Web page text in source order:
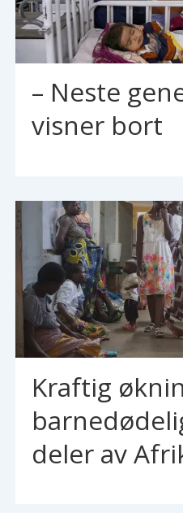
– Neste
visner bort
Kraftig
deler av